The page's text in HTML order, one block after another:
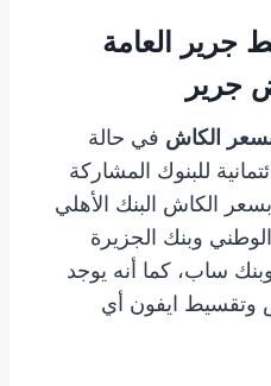
العامة
جرير
الكاش في حالة
للبنوك المشاركة
الكاش البنك الأهلي
وبنك الجزيرة
ساب، كما أنه يوجد
وتقسيط ايفون أي